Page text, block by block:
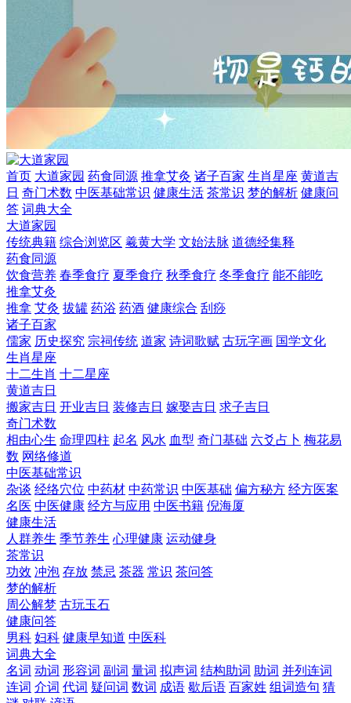
首页 大道家园 药食同源 推拿艾灸 诸子百家 生肖星座 黄道吉
日 奇门术数 中医基础常识 健康生活 茶常识 梦的解析 健康问
答 词典大全
大道家园
传统典籍 综合浏览区 羲黄大学 文始法脉 道德经集释
药食同源
饮食营养 春季食疗 夏季食疗 秋季食疗 冬季食疗 能不能吃
推拿艾灸
推拿 艾灸 拔罐 药浴 药酒 健康综合 刮痧
诸子百家
儒家 历史探究 宗祠传统 道家 诗词歌赋 古玩字画 国学文化
生肖星座
十二生肖 十二星座
黄道吉日
搬家吉日 开业吉日 装修吉日 嫁娶吉日 求子吉日
奇门术数
相由心生 命理四柱 起名 风水 血型 奇门基础 六爻占卜 梅花易
数 网络修道
中医基础常识
杂谈 经络穴位 中药材 中药常识 中医基础 偏方秘方 经方医案
名医 中医健康 经方与应用 中医书籍 倪海厦
健康生活
人群养生 季节养生 心理健康 运动健身
茶常识
功效 冲泡 存放 禁忌 茶器 常识 茶问答
梦的解析
周公解梦 古玩玉石
健康问答
男科 妇科 健康早知道 中医科
词典大全
名词 动词 形容词 副词 量词 拟声词 结构助词 助词 并列连词
连词 介词 代词 疑问词 数词 成语 歇后语 百家姓 组词造句 猜